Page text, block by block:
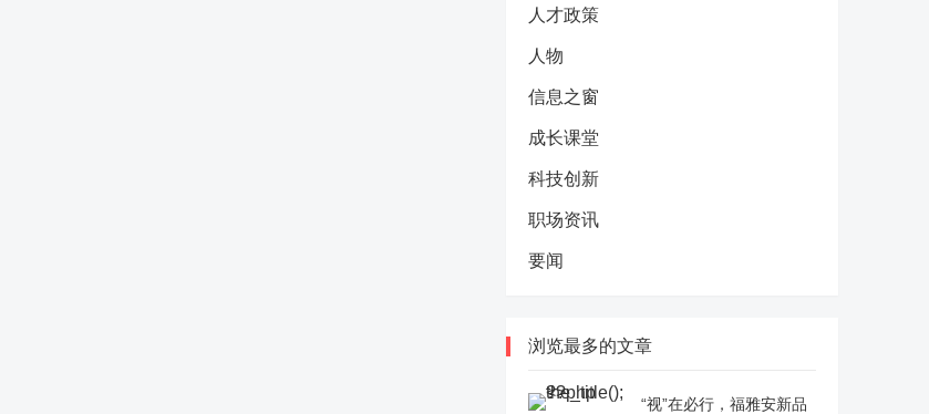
人才政策
人物
信息之窗
成长课堂
科技创新
职场资讯
要闻
浏览最多的文章
“视”在必行，福雅安新品